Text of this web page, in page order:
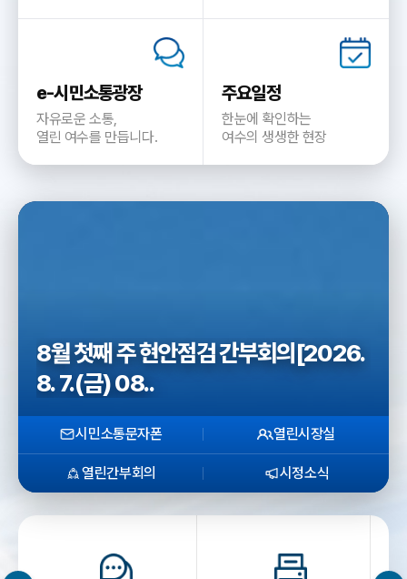
e-시민소통광장
자유로운 소통,
열린 여수를 만듭니다.
주요일정
한눈에 확인하는
여수의 생생한 현장
8월 첫째 주 현안점검 간부회의[2026.
8. 7.(금) 08..
시민소통문자폰 열린시장실
열린간부회의 시정소식